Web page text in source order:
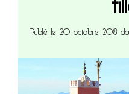
Publié le 20 octobre 2018